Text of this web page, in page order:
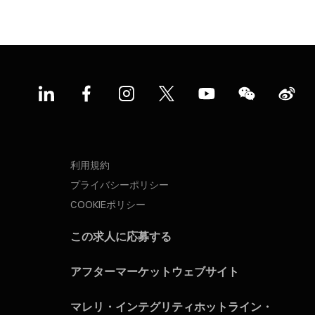
利用規約
プライバシーポリシー
COOKIEポリシー
この求人に応募する
アフターマーケットウェブサイト
マレリ・インテグリティホットライン・